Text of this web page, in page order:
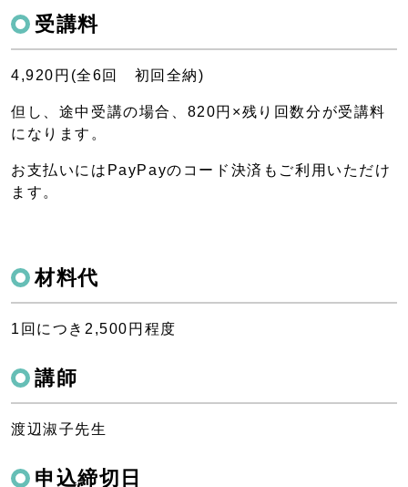
受講料
4,920円(全6回 初回全納)
但し、途中受講の場合、820円×残り回数分が受講料
になります。
お支払いにはPayPayのコード決済もご利用いただけ
ます。
材料代
1回につき2,500円程度
講師
渡辺淑子先生
申込締切日